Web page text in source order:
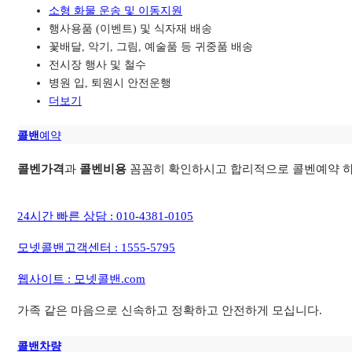
소형 화물 운송 및 이동지원
행사용품 (이벤트) 및 식자재 배송
꽃배달, 악기, 그림, 예술품 등 귀중품 배송
전시장 행사 및 철수
병원 입, 퇴원시 안전운행
더보기
콜밴예약
콜벤가격과 콜벤비용 꼼꼼히 확인하시고 합리적으로 콜벤예약
24시간 빠른 상담 : 010-4381-0105
모넷콜밴고객센터 : 1555-5795
웹사이트 : 모넷콜밴.com
가족 같은 마음으로 신속하고 정확하고 안전하게 모십니다.
콜밴차량